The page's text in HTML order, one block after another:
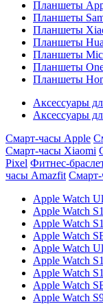
Планшеты
Планшеты
Планшеты
Планшеты
Планшеты
Планшеты
Планшеты
Аксессуары
Аксессуары
Смарт-часы Apple
Смарт-часы Xiaomi
Pixel Фитнес-
часы Amazfit Смарт-
Apple Watch
Apple Watch
Apple Watch
Apple Watch
Apple Watch
Apple Watch
Apple Watch
Apple Watch
Apple Watch